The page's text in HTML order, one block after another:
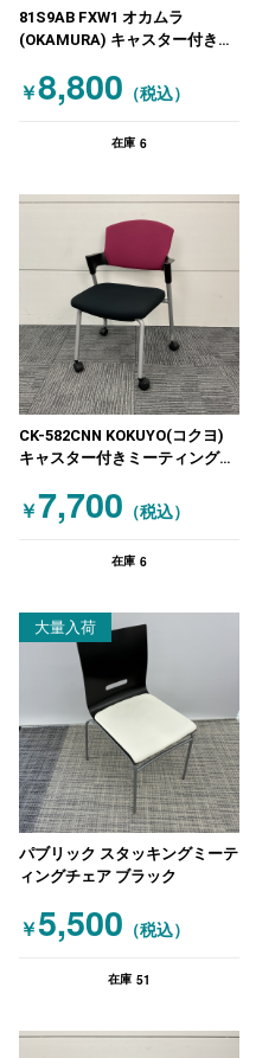
81S9AB FXW1 オカムラ
(OKAMURA) キャスター付きミ
ミーティングチェア グレー 木
目（ナチュラル）
￥8,800 （税込）
在庫 6
CK-582CNN KOKUYO(コクヨ)
キャスター付きミーティングチ
￥7,700 （税込）
在庫 6
大量入荷
パブリック スタッキングミーテ
ィングチェア ブラック
￥5,500 （税込）
在庫 51